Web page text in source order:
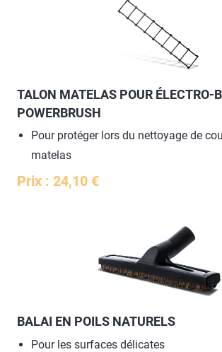
TALON MATELAS POUR ÉLECTRO-
POWERBRUSH
Pour protéger lors du nettoyage de
matelas
Prix : 24,10 €
BALAI EN POILS NATURELS
Pour les surfaces délicates